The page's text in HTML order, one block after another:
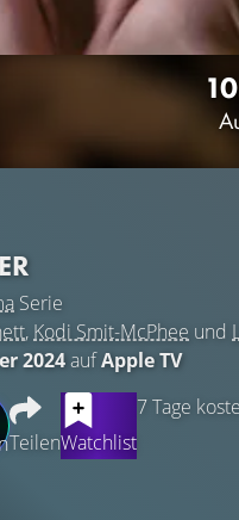
Serie
, Kodi Smit-McPhee und
2024aufApple TV
TeilenWatchlist
7 Tage